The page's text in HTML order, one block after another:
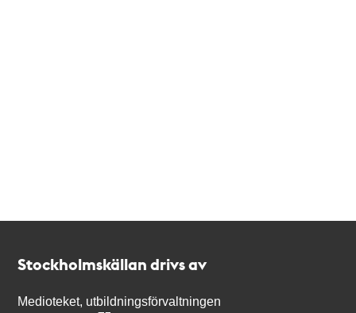
Stockholmskällan drivs av
Medioteket, utbildningsförvaltningen